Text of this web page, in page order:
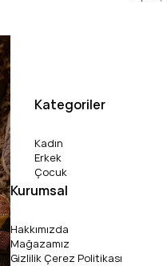
Kategoriler
Kadın
Erkek
Çocuk
Kurumsal
Hakkımızda
Mağazamız
Gizlilik Çerez Politikası